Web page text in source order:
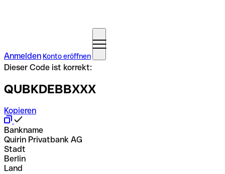
Anmelden Konto eröffnen
Dieser Code ist korrekt:
QUBKDEBBXXX
Kopieren
Bankname
Quirin Privatbank AG
Stadt
Berlin
Land